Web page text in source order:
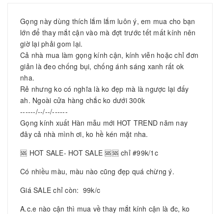
Gọng này dùng thích lắm lắm luôn ý, em mua cho bạn
lớn để thay mắt cận vào mà đợt trước tết mất kính nên
giờ lại phải gom lại.
Cả nhà mua làm gọng kính cận, kính viễn hoặc chỉ đơn
giản là đeo chống bụi, chống ánh sáng xanh rất ok
nha.
Rẻ nhưng ko có nghĩa là ko đẹp mà là ngược lại đấy
ah. Ngoài cửa hàng chắc ko dưới 300k
------/--/--/------
Gọng kính xuất Hàn mẫu mới HOT TREND năm nay
đây cả nhà mình ơi, ko hề kén mặt nha.
🆘 HOT SALE- HOT SALE 🆘🆘 chỉ #99k/1c
Có nhiều màu, màu nào cũng đẹp quá chừng ý.
Giá SALE chỉ còn: 99k/c
A.c.e nào cận thì mua về thay mắt kính cận là đc, ko